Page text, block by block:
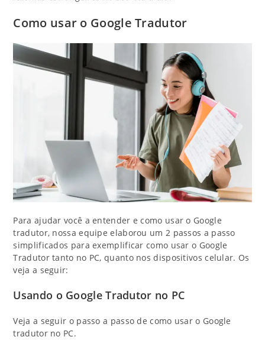
Como usar o Google Tradutor
Para ajudar você a entender e como usar o Google
tradutor, nossa equipe elaborou um 2 passos a passo
simplificados para exemplificar como usar o Google
Tradutor tanto no PC, quanto nos dispositivos celular. Os
veja a seguir:
Usando o Google Tradutor no PC
Veja a seguir o passo a passo de como usar o Google
tradutor no PC.